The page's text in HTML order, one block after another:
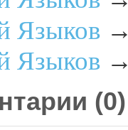
Языков →
Языков →
(0)